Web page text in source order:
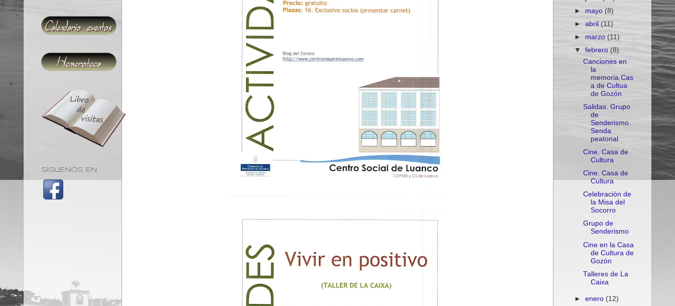
SÍGUENOS EN
► mayo (8)
►abril(11)
► marzo (11)
▼febrero (8)
Canciones en
la
memoria.Cas
a de Cultua
de Gozón
Salidas. Grupo
de
Senderismo.
Senda
peatonal
Cine. Casa de
Cultura
Cine. Casa de
Cultura
Celebración de
la Misa del
Socorro
Grupo de
Senderismo
Cine en la Casa
de Cultura de
Gozón
Talleres de La
Caixa
►enero (12)